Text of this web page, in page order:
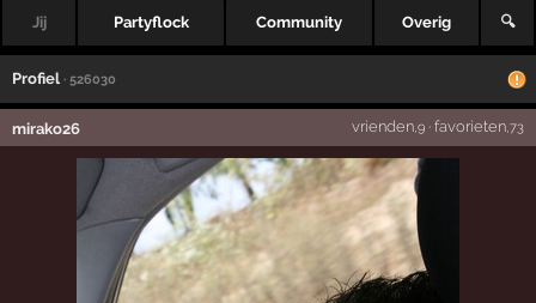
Jij Partyflock Community Overig 🔍
Profiel · 526030
mirako26 vrienden,9· favorieten,73